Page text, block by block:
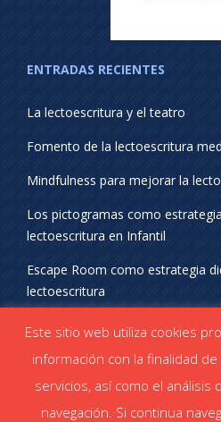
ENTRADAS RECIENTES
La lectoescritura y el teatro
Fomento de la lectoescritura
Mindfulness para mejorar la
Los pictogramas como
lectoescritura en Infantil
Escape Room como estrategia
lectoescritura
¡SÍGUENOS EN REDES SOCIALES!
Este sitio web utiliza cookies
información con la finalidad
servicios, así como el análisis
navegación. Si continua